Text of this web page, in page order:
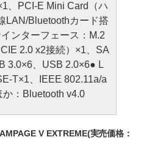
、PCI-E Mini Card（ハ
LAN/Bluetoothカード搭
ンターフェース：M.2
2.0 x2接続）×1、SA
3.0×6、USB 2.0×6● L
T×1、IEEE 802.11a/a
：Bluetooth v4.0
V EXTREME(実売価格：